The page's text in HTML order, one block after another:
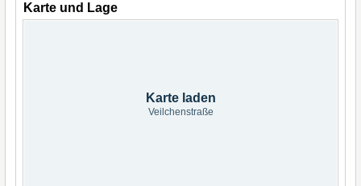
Karte und Lage
Karte laden
Veilchenstraße